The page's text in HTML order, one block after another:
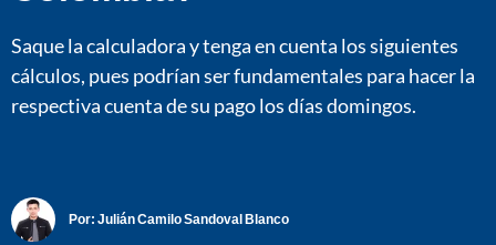
Saque la calculadora y tenga en cuenta los siguientes
cálculos, pues podrían ser fundamentales para hacer la
respectiva cuenta de su pago los días domingos.
Por: Julián Camilo Sandoval Blanco